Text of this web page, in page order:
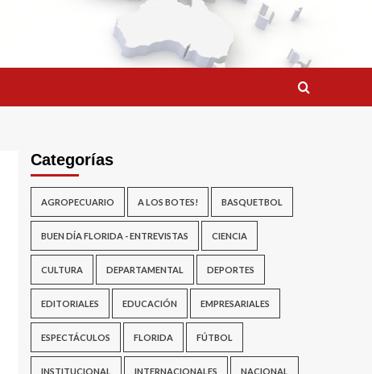
Categorías
AGROPECUARIO A LOS BOTES! BASQUETBOL
BUEN DÍA FLORIDA - ENTREVISTAS CIENCIA
CULTURA DEPARTAMENTAL DEPORTES
EDITORIALES EDUCACIÓN EMPRESARIALES
ESPECTÁCULOS FLORIDA FÚTBOL
INSTITUCIONAL INTERNACIONALES NACIONAL